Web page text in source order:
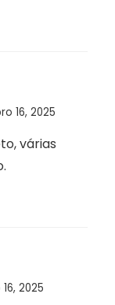
16, 2025
várias
2025